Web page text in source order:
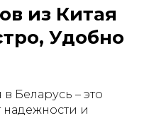
из Китая
Удобно
Беларусь – это
надежности и